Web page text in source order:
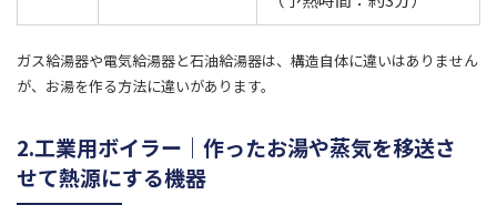
ガス給湯器や電気給湯器と石油給湯器は、構造自体に違いはありません
が、お湯を作る方法に違いがあります。
2.工業用ボイラー｜作ったお湯や蒸気を移送さ
せて熱源にする機器